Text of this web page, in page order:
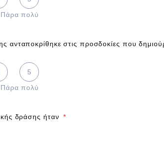
Πάρα πολύ
ανταποκρίθηκε στις προσδοκίες που
Πάρα πολύ
5
δράσης ήταν *
3 is Μεγαλύτερη από ό,τι χρειαζόταν